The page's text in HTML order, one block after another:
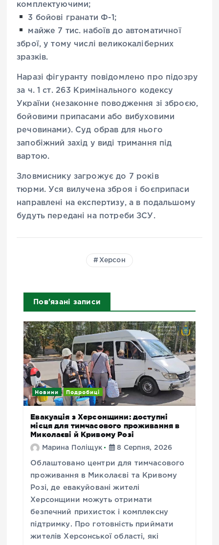
комплектуючими;
3 бойові гранати Ф-1;
майже 7 тис. набоїв до автоматичної
зброї, у тому числі великокаліберних
зразків.
Наразі фігуранту повідомлено про підозру
за ч. 1 ст. 263 Кримінального кодексу
України (незаконне поводження зі зброєю,
бойовими припасами або вибуховими
речовинами). Суд обрав для нього
запобіжний захід у виді тримання під
вартою.
Зловмиснику загрожує до 7 років
тюрми. Уся вилучена зброя і боєприпаси
направлені на експертизу, а в подальшому
будуть передані на потреби ЗСУ.
Херсон
Пов'язані записи
Новини Подробиці
Евакуація з Херсонщини: доступні
місця для тимчасового проживання в
Миколаєві й Кривому Розі
Марина Поліщук 8 Серпня, 2026
Облаштовано центри для тимчасового
проживання в Миколаєві та Кривому
Розі, де евакуйовані жителі
Херсонщини можуть отримати
безпечний прихисток і комплексну
підтримку. Про готовність приймати
жителів Херсонської області, які